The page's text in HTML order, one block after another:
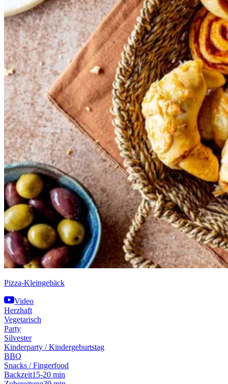
Pizza-Kleingebäck
Video
Herzhaft
Vegetarisch
Party
Silvester
Kinderparty / Kindergeburtstag
BBQ
Snacks / Fingerfood
Backzeit15-20 min